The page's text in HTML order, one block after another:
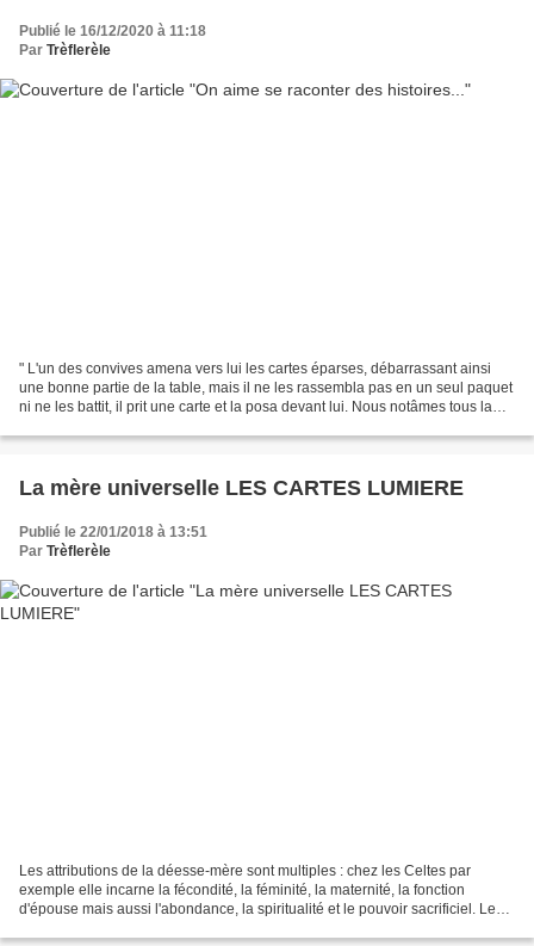
Publié le 16/12/2020 à 11:18
Par Trèflerèle
" L'un des convives amena vers lui les cartes éparses, débarrassant ainsi
une bonne partie de la table, mais il ne les rassembla pas en un seul paquet
ni ne les battit, il prit une carte et la posa devant lui. Nous notâmes tous la
La mère universelle LES CARTES LUMIERE
Publié le 22/01/2018 à 13:51
Par Trèflerèle
Les attributions de la déesse-mère sont multiples : chez les Celtes par
exemple elle incarne la fécondité, la féminité, la maternité, la fonction
d'épouse mais aussi l'abondance, la spiritualité et le pouvoir sacrificiel. Le